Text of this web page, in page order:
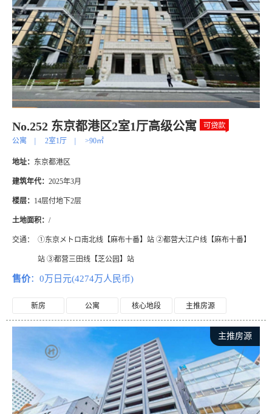
No.252 东京都港区2室1厅高级公寓
公寓 2室1厅 >90㎡
地址： 东京都港区
建筑年代： 2025年3月
楼层： 14层付地下2层
土地面积： /
交通： ①东京メトロ南北线【麻布十番】站 ②都营大江户线【麻布十番】
站 ③都营三田线【芝公园】站
售价：0万日元(4274万人民币)
新房 公寓 核心地段 主推房源
主推房源